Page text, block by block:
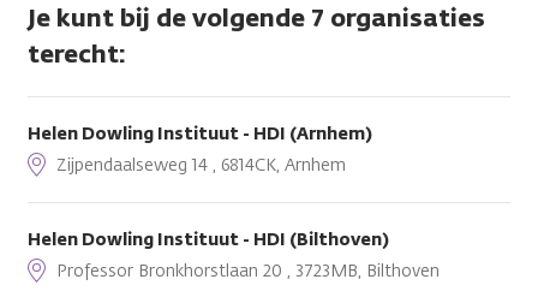
Je kunt bij de volgende 7 organisaties
terecht:
Helen Dowling Instituut - HDI (Arnhem)
Zijpendaalseweg 14 , 6814CK, Arnhem
Helen Dowling Instituut - HDI (Bilthoven)
Professor Bronkhorstlaan 20 , 3723MB, Bilthoven